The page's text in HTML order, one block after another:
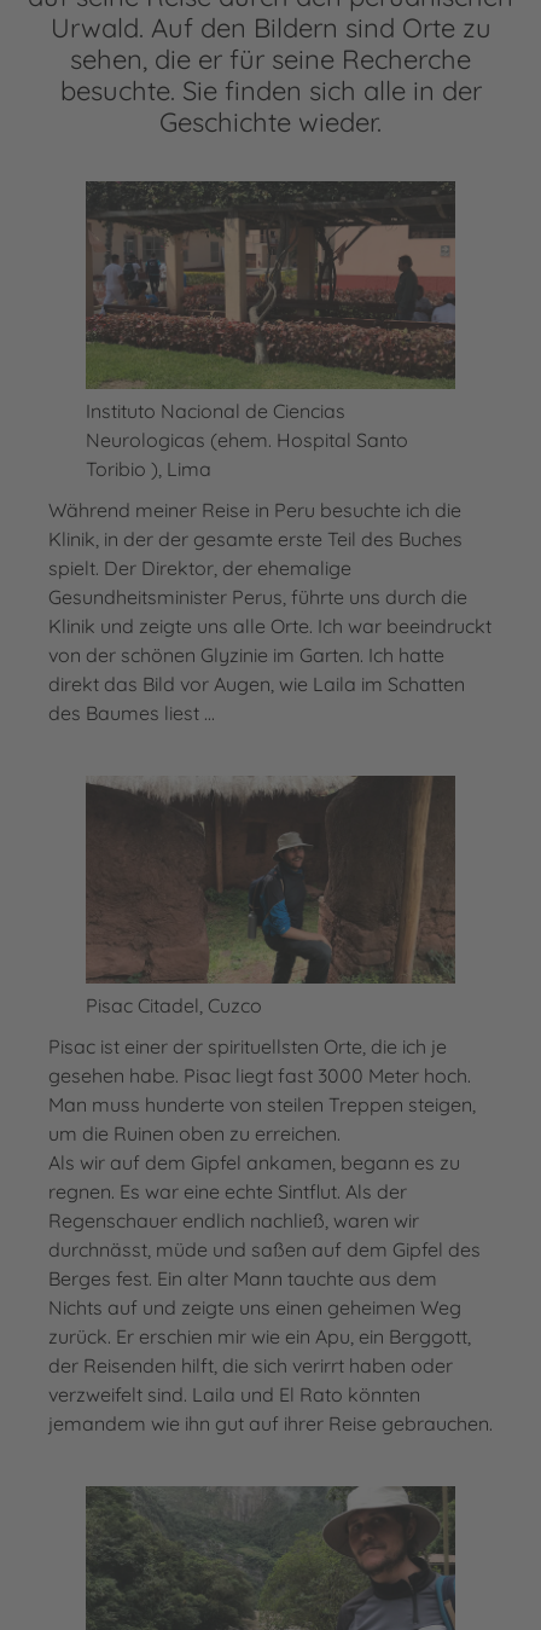
Urwald. Auf den Bildern sind Orte zu
sehen, die er für seine Recherche
besuchte. Sie finden sich alle in der
Geschichte wieder.
Instituto Nacional de Ciencias
Neurologicas (ehem. Hospital Santo
Toribio ), Lima
Während meiner Reise in Peru besuchte ich die
Klinik, in der der gesamte erste Teil des Buches
spielt. Der Direktor, der ehemalige
Gesundheitsminister Perus, führte uns durch die
Klinik und zeigte uns alle Orte. Ich war beeindruckt
von der schönen Glyzinie im Garten. Ich hatte
direkt das Bild vor Augen, wie Laila im Schatten
des Baumes liest ...
Pisac Citadel, Cuzco
Pisac ist einer der spirituellsten Orte, die ich je
gesehen habe. Pisac liegt fast 3000 Meter hoch.
Man muss hunderte von steilen Treppen steigen,
um die Ruinen oben zu erreichen.
Als wir auf dem Gipfel ankamen, begann es zu
regnen. Es war eine echte Sintflut. Als der
Regenschauer endlich nachließ, waren wir
durchnässt, müde und saßen auf dem Gipfel des
Berges fest. Ein alter Mann tauchte aus dem
Nichts auf und zeigte uns einen geheimen Weg
zurück. Er erschien mir wie ein Apu, ein Berggott,
der Reisenden hilft, die sich verirrt haben oder
verzweifelt sind. Laila und El Rato könnten
jemandem wie ihn gut auf ihrer Reise gebrauchen.